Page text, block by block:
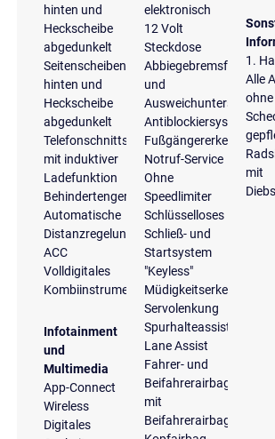
hinten und
Heckscheibe
abgedunkelt
Seitenscheiben
hinten und
Heckscheibe
abgedunkelt
Telefonschnittstelle
mit induktiver
Ladefunktion
Behindertengerecht
Automatische
Distanzregelung
ACC
Volldigitales
Kombiinstrument
Infotainment
und
Multimedia
App-Connect
Wireless
Digitales
elektronisch
12 Volt
Steckdose
Abbiegebremsfunktion
und
Antiblockiersystem
Fußgängererkennung
Notruf-Service
Ohne
Speedlimiter
Schlüsselloses
Schließ- und
Startsystem
"Keyless"
Müdigkeitserkennung
Servolenkung
Spurhalteassistent
Lane Assist
Fahrer- und
Beifahrerairbag
mit
1.
Alle
mit